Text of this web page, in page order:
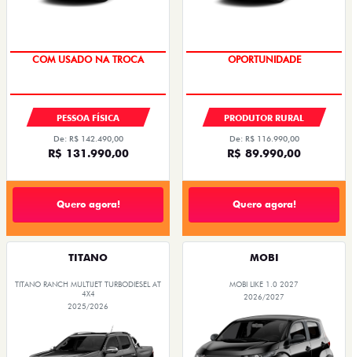
COM USADO NA TROCA
PESSOA FÍSICA
De: R$ 142.490,00
R$ 131.990,00
Quero agora!
PRODUTOR RURAL
De: R$ 116.990,00
R$ 89.990,00
Quero agora!
TITANO
TITANO RANCH MULTIJET TURBODIESEL AT
4X4
2025/2026
MOBI
MOBI LIKE 1.0 2027
2026/2027